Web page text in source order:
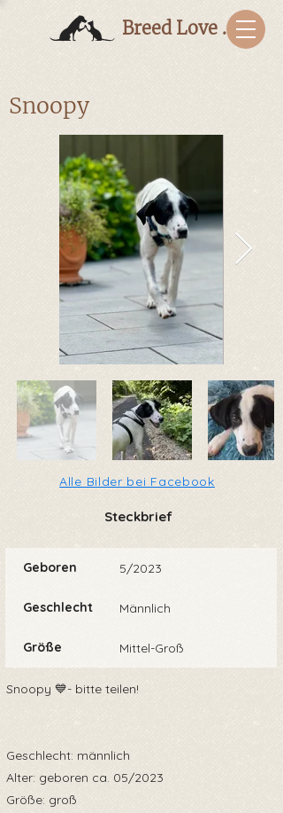
Breed Love Bulgaria
Snoopy
Alle Bilder bei Facebook
Steckbrief
Geboren 5/2023
Geschlecht Männlich
Größe Mittel-Groß
Snoopy 💙- bitte teilen!
Geschlecht: männlich
Alter: geboren ca. 05/2023
Größe: groß